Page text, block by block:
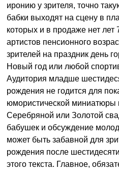
иронию у зрителя, точно
бабки выходят на сцену в
которых и в продаже нет лет
артистов пенсионного
зрителей на праздник день
Новый год или любой
Аудитория младше
рождения не годится для
юмористической миниатюры
Серебряной или Золотой
бабушек и обсуждение
может быть забавной для
рождения после
этого текста. Главное,